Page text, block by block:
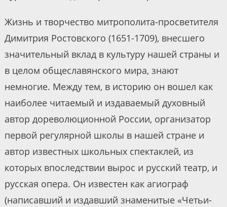
Жизнь и творчество митрополита-просветителя
Димитрия Ростовского (1651-1709), внесшего
значительный вклад в культуру нашей страны и
в целом общеславянского мира, знают
немногие. Между тем, в историю он вошел как
наиболее читаемый и издаваемый духовный
автор дореволюционной России, организатор
первой регулярной школы в нашей стране и
автор известных школьных спектаклей, из
которых впоследствии вырос и русский театр, и
русская опера. Он известен как агиограф
(написавший и издавший знаменитые «Четьи-